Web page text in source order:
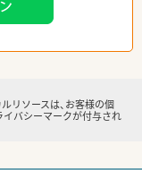
リソースは、お客様の個
バシーマークが付与され